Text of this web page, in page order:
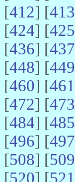
[412] [413
[424] [425
[436] [437
[448] [449
[460] [461
[472] [473
[484] [485
[496] [497
[508] [509
[520] [521